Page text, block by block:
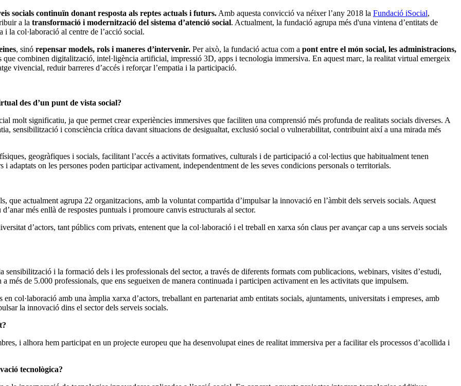
socials continuïn donant resposta als reptes actuals i futurs.Amb aquesta convicció va néixer l’any 2018 la Fundació iSocial,
a la transformació i modernització del sistema d’atenció social. Actualment, la fundació agrupa més d'una vintena d’entitats de
la col·laboració al centre de l’acció social.
, sinó repensar models, rols i maneres d’intervenir. Per això, la fundació actua com a pont entre el món social, les administracions,
que combinen digitalització, intel·ligència artificial, impressió 3D, apps i tecnologia immersiva. En aquest marc, la realitat virtual emergeix
vivencial, reduir barreres d’accés i reforçar l’empatia i la participació.
des d’un punt de vista social?
molt significatiu, ja que permet crear experiències immersives que faciliten una comprensió més profunda de realitats socials diverses. A
sensibilització i consciència crítica davant situacions de desigualtat, exclusió social o vulnerabilitat, contribuint així a una mirada més
geogràfiques i socials, facilitant l’accés a activitats formatives, culturals i de participació a col·lectius que habitualment tenen
adaptats on les persones poden participar activament, independentment de les seves condicions personals o territorials.
que actualment agrupa 22 organitzacions, amb la voluntat compartida d’impulsar la innovació en l’àmbit dels serveis socials. Aquest
més enllà de respostes puntuals i promoure canvis estructurals al sector.
d’actors, tant públics com privats, entenent que la col·laboració i el treball en xarxa són claus per avançar cap a uns serveis socials
i la formació dels i les professionals del sector, a través de diferents formats com publicacions, webinars, visites d’estudi,
més de 5.000 professionals, que ens segueixen de manera continuada i participen activament en les activitats que impulsem.
col·laboració amb una àmplia xarxa d’actors, treballant en partenariat amb entitats socials, ajuntaments, universitats i empreses, amb
la innovació dins el sector dels serveis socials.
i alhora hem participat en un projecte europeu que ha desenvolupat eines de realitat immersiva per a facilitar els processos d’acollida i
tecnològica?